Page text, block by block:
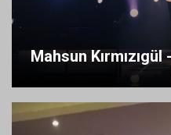
Mahsun